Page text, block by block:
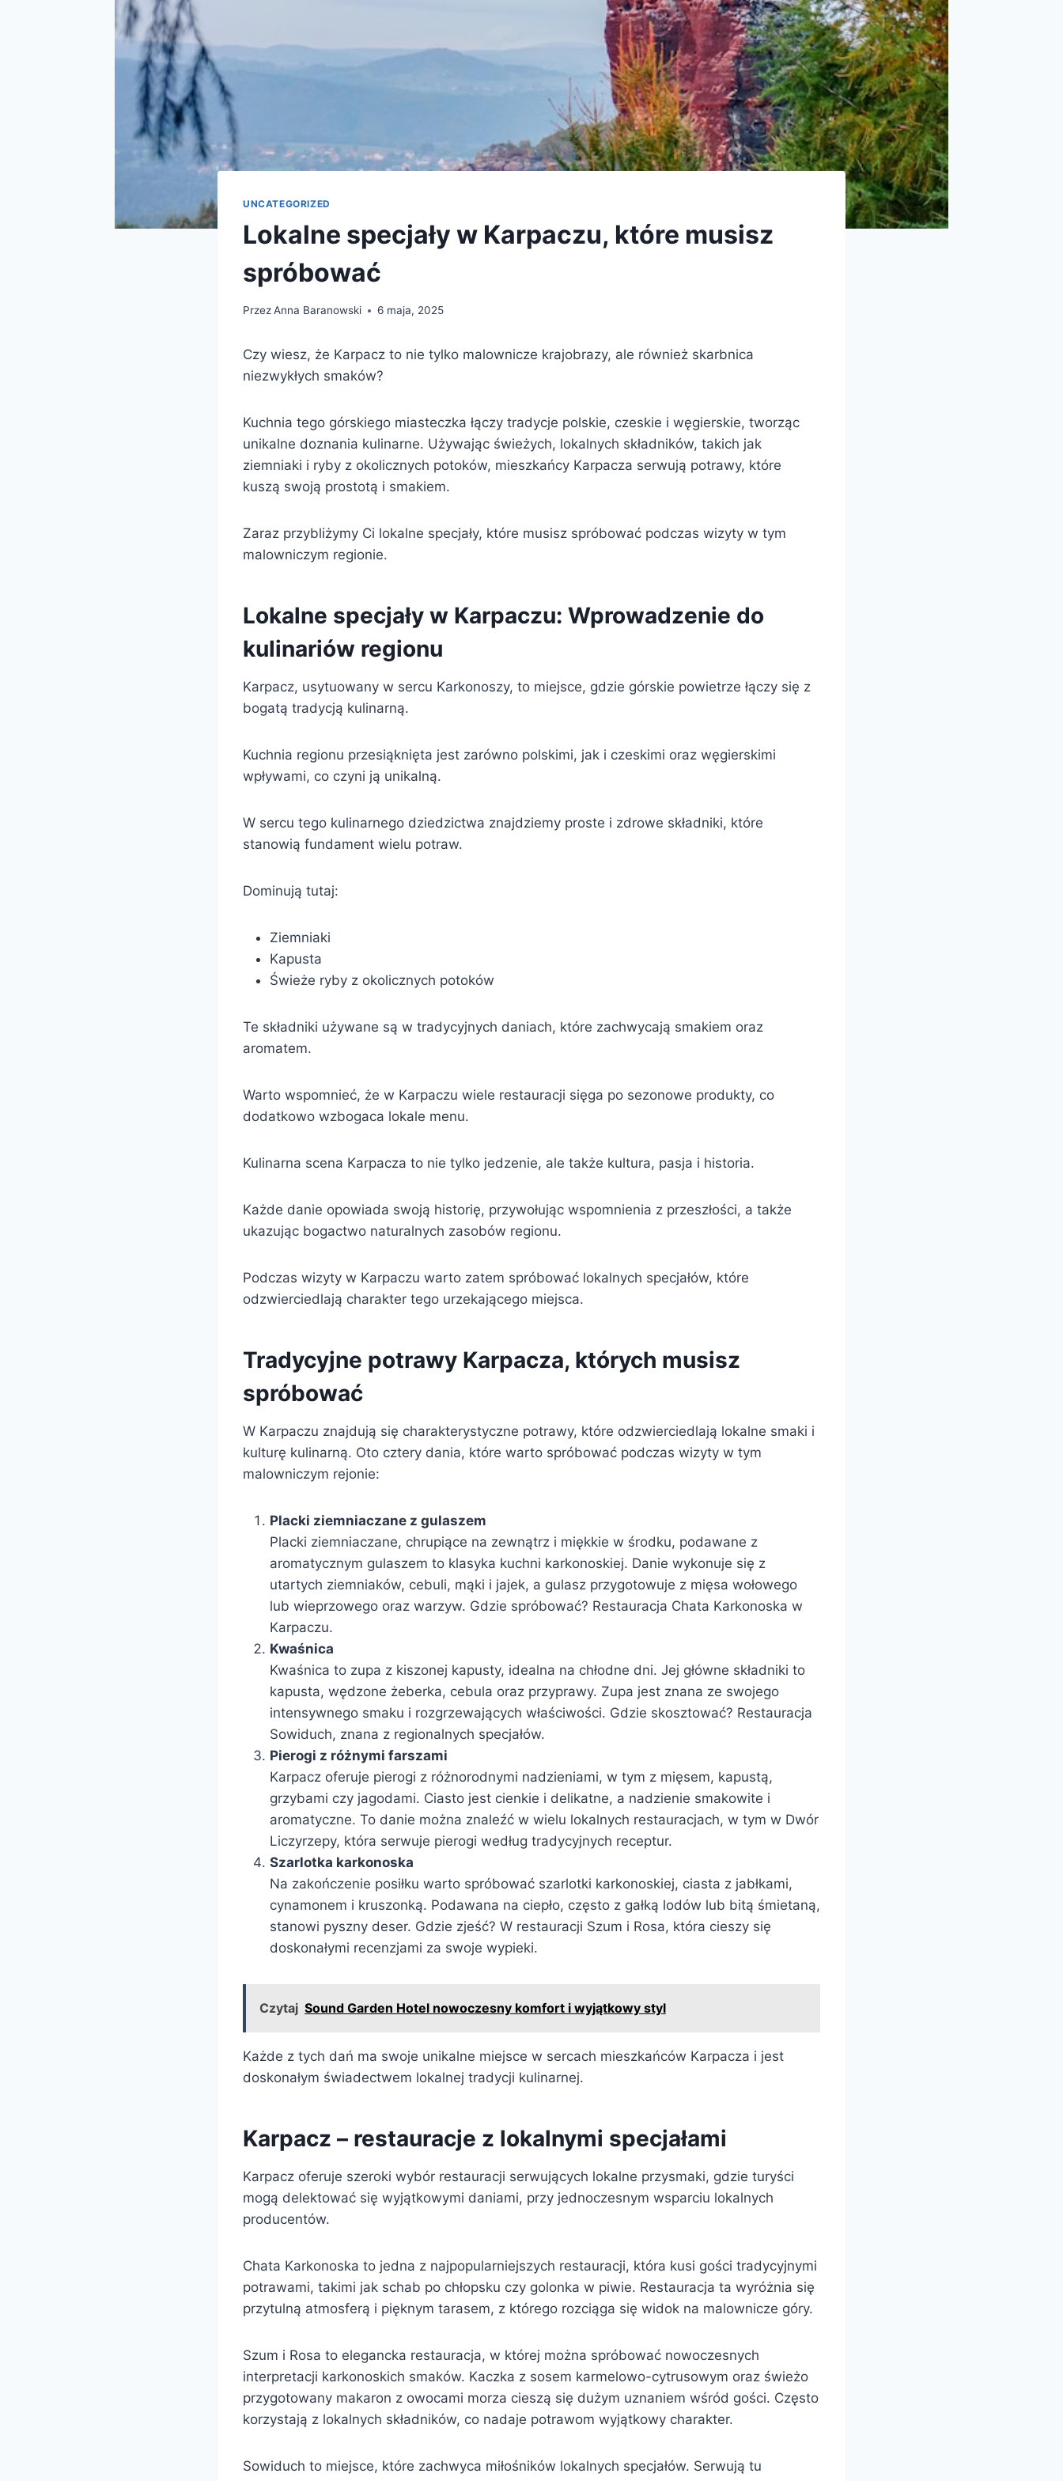
UNCATEGORIZED
Lokalne specjały w Karpaczu, które musisz
spróbować
PrzezAnna Baranowski 6 maja, 2025
Czy wiesz, że Karpacz to nie tylko malownicze krajobrazy, ale również skarbnica
niezwykłych smaków?
Kuchnia tego górskiego miasteczka łączy tradycje polskie, czeskie i węgierskie, tworząc
unikalne doznania kulinarne. Używając świeżych, lokalnych składników, takich jak
ziemniaki i ryby z okolicznych potoków, mieszkańcy Karpacza serwują potrawy, które
kuszą swoją prostotą i smakiem.
Zaraz przybliżymy Ci lokalne specjały, które musisz spróbować podczas wizyty w tym
malowniczym regionie.
Lokalne specjały w Karpaczu: Wprowadzenie do
kulinariów regionu
Karpacz, usytuowany w sercu Karkonoszy, to miejsce, gdzie górskie powietrze łączy się z
bogatą tradycją kulinarną.
Kuchnia regionu przesiąknięta jest zarówno polskimi, jak i czeskimi oraz węgierskimi
wpływami, co czyni ją unikalną.
W sercu tego kulinarnego dziedzictwa znajdziemy proste i zdrowe składniki, które
stanowią fundament wielu potraw.
Dominują tutaj:
Ziemniaki
Kapusta
Świeże ryby z okolicznych potoków
Te składniki używane są w tradycyjnych daniach, które zachwycają smakiem oraz
aromatem.
Warto wspomnieć, że w Karpaczu wiele restauracji sięga po sezonowe produkty, co
dodatkowo wzbogaca lokale menu.
Kulinarna scena Karpacza to nie tylko jedzenie, ale także kultura, pasja i historia.
Każde danie opowiada swoją historię, przywołując wspomnienia z przeszłości, a także
ukazując bogactwo naturalnych zasobów regionu.
Podczas wizyty w Karpaczu warto zatem spróbować lokalnych specjałów, które
odzwierciedlają charakter tego urzekającego miejsca.
Tradycyjne potrawy Karpacza, których musisz
spróbować
W Karpaczu znajdują się charakterystyczne potrawy, które odzwierciedlają lokalne smaki i
kulturę kulinarną. Oto cztery dania, które warto spróbować podczas wizyty w tym
malowniczym rejonie:
Placki ziemniaczane z gulaszem
Placki ziemniaczane, chrupiące na zewnątrz i miękkie w środku, podawane z
aromatycznym gulaszem to klasyka kuchni karkonoskiej. Danie wykonuje się z
utartych ziemniaków, cebuli, mąki i jajek, a gulasz przygotowuje z mięsa wołowego
lub wieprzowego oraz warzyw. Gdzie spróbować? Restauracja Chata Karkonoska w
Karpaczu.
Kwaśnica
Kwaśnica to zupa z kiszonej kapusty, idealna na chłodne dni. Jej główne składniki to
kapusta, wędzone żeberka, cebula oraz przyprawy. Zupa jest znana ze swojego
intensywnego smaku i rozgrzewających właściwości. Gdzie skosztować? Restauracja
Sowiduch, znana z regionalnych specjałów.
Pierogi z różnymi farszami
Karpacz oferuje pierogi z różnorodnymi nadzieniami, w tym z mięsem, kapustą,
grzybami czy jagodami. Ciasto jest cienkie i delikatne, a nadzienie smakowite i
aromatyczne. To danie można znaleźć w wielu lokalnych restauracjach, w tym w Dwór
Liczyrzepy, która serwuje pierogi według tradycyjnych receptur.
Szarlotka karkonoska
Na zakończenie posiłku warto spróbować szarlotki karkonoskiej, ciasta z jabłkami,
cynamonem i kruszonką. Podawana na ciepło, często z gałką lodów lub bitą śmietaną,
stanowi pyszny deser. Gdzie zjeść? W restauracji Szum i Rosa, która cieszy się
doskonałymi recenzjami za swoje wypieki.
Czytaj Sound Garden Hotel nowoczesny komfort i wyjątkowy styl
Każde z tych dań ma swoje unikalne miejsce w sercach mieszkańców Karpacza i jest
doskonałym świadectwem lokalnej tradycji kulinarnej.
Karpacz – restauracje z lokalnymi specjałami
Karpacz oferuje szeroki wybór restauracji serwujących lokalne przysmaki, gdzie turyści
mogą delektować się wyjątkowymi daniami, przy jednoczesnym wsparciu lokalnych
producentów.
Chata Karkonoska to jedna z najpopularniejszych restauracji, która kusi gości tradycyjnymi
potrawami, takimi jak schab po chłopsku czy golonka w piwie. Restauracja ta wyróżnia się
przytulną atmosferą i pięknym tarasem, z którego rozciąga się widok na malownicze góry.
Szum i Rosa to elegancka restauracja, w której można spróbować nowoczesnych
interpretacji karkonoskich smaków. Kaczka z sosem karmelowo-cytrusowym oraz świeżo
przygotowany makaron z owocami morza cieszą się dużym uznaniem wśród gości. Często
korzystają z lokalnych składników, co nadaje potrawom wyjątkowy charakter.
Sowiduch to miejsce, które zachwyca miłośników lokalnych specjałów. Serwują tu